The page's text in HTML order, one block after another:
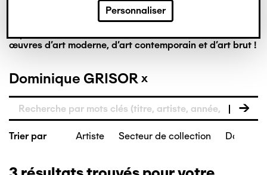
Personnaliser
Riche de plus de 8 000 œuvres, la collection du LaM est
œuvres d’art moderne, d’art contemporain et d’art brut !
Dominique GRISOR
Trier par Artiste Secteur de collection Date de